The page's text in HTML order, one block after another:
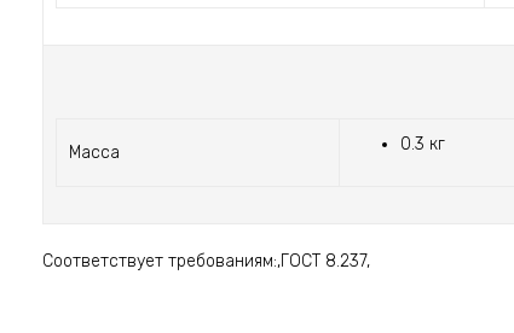
Масса 0.3 кг
Соответствует требованиям:,ГОСТ 8.237,